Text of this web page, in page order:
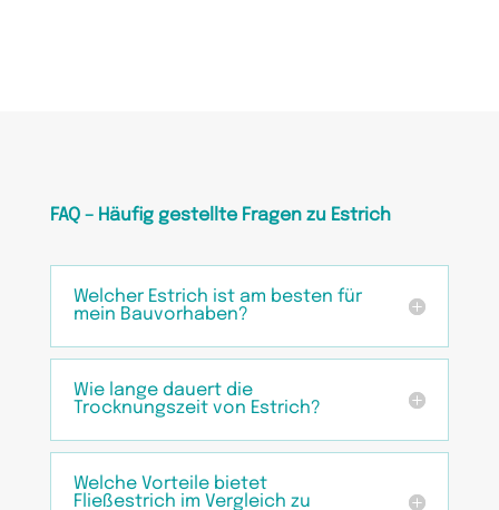
FAQ – Häufig gestellte Fragen zu Estrich
Welcher Estrich ist am besten für
mein Bauvorhaben?
Wie lange dauert die
Trocknungszeit von Estrich?
Welche Vorteile bietet
Fließestrich im Vergleich zu